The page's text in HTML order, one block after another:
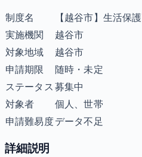
制度名
【越谷市】生活保護
実施機関
越谷市
対象地域
越谷市
申請期限
随時・未定
ステータス 募集中
対象者
個人、世帯
申請難易度データ不足
詳細説明